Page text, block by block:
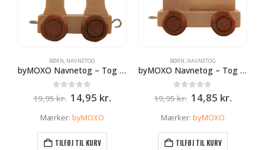
BØRN, NAVNETOG
byMOXO Navnetog – Tog – M
ud af 5
19,95kr. Den
oprindelige
pris
var:
19,95 kr..
14,95 kr.Den
Mærker: byMOXO
TILFØJ TIL KURV
BØRN, NAVNETOG
byMOXO Navnetog – Tog – Lokomotiv
ud af 5
19,95kr. Den
oprindelige
pris
var:
19,95 kr..
14,85 kr.Den
Mærker: byMOXO
TILFØJ TIL KURV